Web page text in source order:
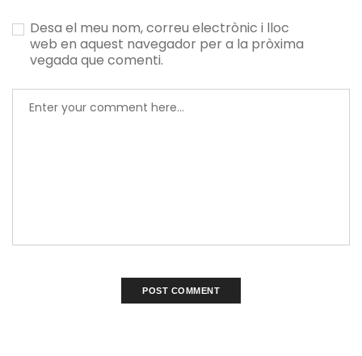
Desa el meu nom, correu electrònic i lloc
web en aquest navegador per a la pròxima
vegada que comenti.